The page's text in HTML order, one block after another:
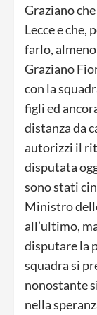
Graziano
Lecce e che,
farlo,
Graziano
con la
figli ed
distanza da
autorizzi il
disputata
sono stati
Ministro
all’ultimo,
disputare la
squadra si
nonostante
nella